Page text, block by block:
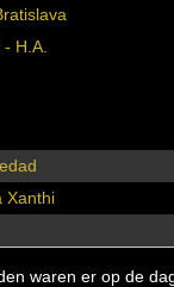
- H.A.
Xanthi
waren er op de